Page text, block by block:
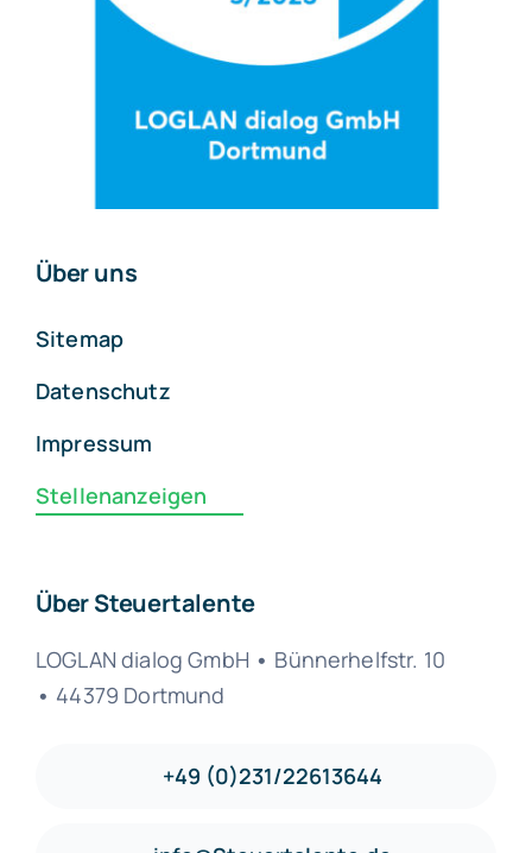
Über uns
Sitemap
Datenschutz
Impressum
Stellenanzeigen
Über Steuertalente
LOGLAN dialog GmbH • Bünnerhelfstr. 10
• 44379 Dortmund
+49 (0)231/22613644